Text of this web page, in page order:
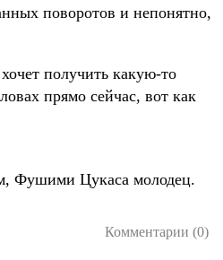
поворотов и непонятно,
получить какую-то
прямо сейчас, вот как
Фушими Цукаса молодец.
Комментарии (0)